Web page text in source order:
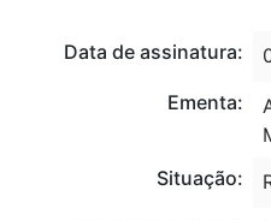
Data de assinatura:
Ementa:
Situação: